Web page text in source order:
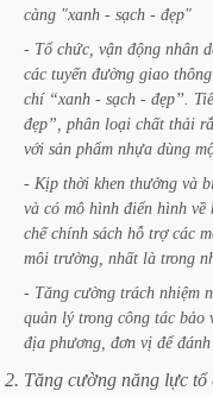
càng "xanh - sạch - đẹp"
- Tổ chức, vận động nhân
các tuyến đường giao thông
chí “xanh - sạch - đẹp’’.
đẹp”, phân loại chất thải
với sản phẩm nhựa dùng
- Kịp thời khen thưởng và
và có mô hình điển hình về
chế chính sách hỗ trợ các
môi trường, nhất là trong
- Tăng cường trách nhiệm
quản lý trong công tác bảo
địa phương, đơn vị để đánh
2. Tăng cường năng lực tổ